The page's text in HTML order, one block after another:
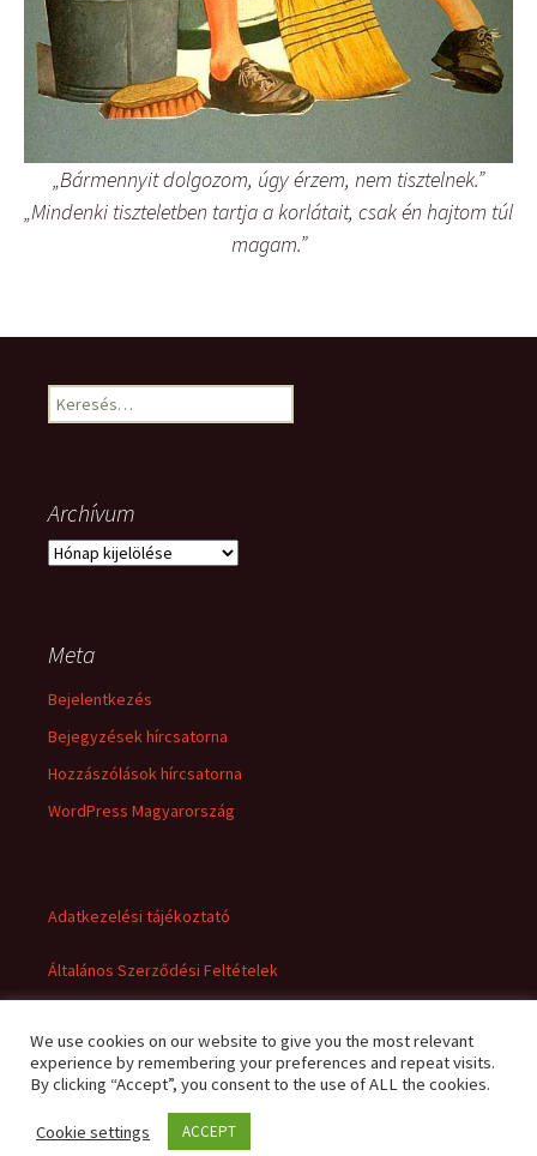
„Bármennyit dolgozom, úgy érzem, nem tisztelnek.”
„Mindenki tiszteletben tartja a korlátait, csak én hajtom túl
magam.”
Keresés:
Archívum
Archívum
Meta
Bejelentkezés
Bejegyzések hírcsatorna
Hozzászólások hírcsatorna
WordPress Magyarország
Adatkezelési tájékoztató
Általános Szerződési Feltételek
Adatkezelési tájékoztató
We use cookies on our website to give you the most relevant
experience by remembering your preferences and repeat visits.
By clicking “Accept”, you consent to the use of ALL the cookies.
Cookie settings ACCEPT